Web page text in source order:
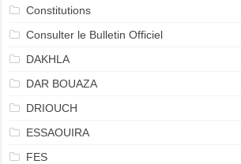
Constitutions
Consulter le Bulletin Officiel
DAKHLA
DAR BOUAZA
DRIOUCH
ESSAOUIRA
FES